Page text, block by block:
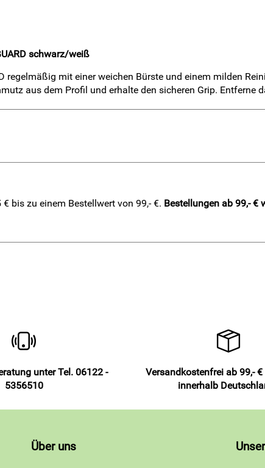
schwarz/weiß
regelmäßig mit einer weichen Bürste und einem milden
aus dem Profil und erhalte den sicheren Grip.
Nummer größer sein.
bis zu einem Bestellwert von 99,- €. Bestellungen ab 99,- €
unter Tel. 06122 -
5356510
Versandkostenfrei ab 99,-
innerhalb
Über uns